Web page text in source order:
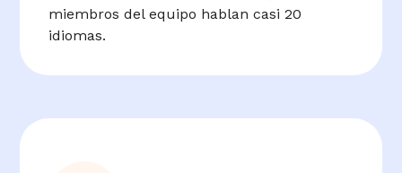
miembros del equipo hablan casi 20
idiomas.